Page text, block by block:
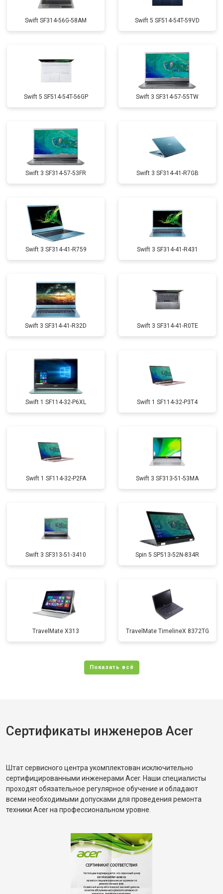
Swift SF314-56G-58AM Swift 5 SF514-54T-59VD
Swift 5 SF514-54T-56GP Swift 3 SF314-57-55TW
Swift 3 SF314-57-53FR Swift 3 SF314-41-R7GB
Swift 3 SF314-41-R759 Swift 3 SF314-41-R431
Swift 3 SF314-41-R32D Swift 3 SF314-41-R0TE
Swift 1 SF114-32-P6XL Swift 1 SF114-32-P3T4
Swift 1 SF114-32-P2FA Swift 3 SF313-51-53MA
Swift 3 SF313-51-3410 Spin 5 SP513-52N-834R
TravelMate X313 TravelMate TimelineX 8372TG
Сертификаты инженеров Acer
Штат сервисного центра укомплектован исключительно
сертифицированными инженерами Acer. Наши специалисты
проходят обязательное регулярное обучение и обладают
всеми необходимыми допусками для проведения ремонта
техники Acer на профессиональном уровне.